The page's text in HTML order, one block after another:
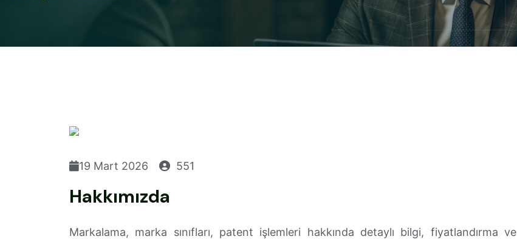
19 Mart 2026 551
Hakkımızda
Markalama, marka sınıfları, patent işlemleri hakkında detaylı bilgi, fiyatlandırma ve